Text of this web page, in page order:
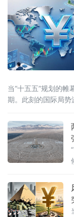
当“十五五”规划的
期。此刻的国际局
悄然松动。与此同时
人民币2.0版，将数
计息机制、智能合约